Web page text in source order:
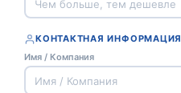
КОНТАКТНАЯ ИНФОРМАЦИЯ
Имя / Компания